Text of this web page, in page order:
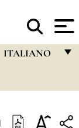
ITALIANO
ITALIANO